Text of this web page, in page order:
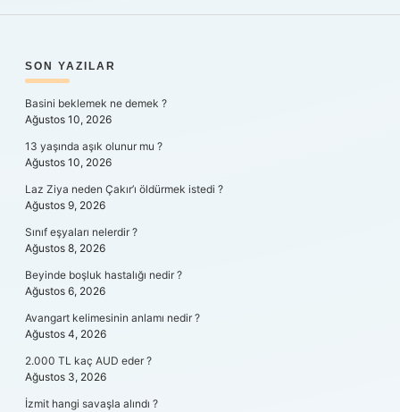
SIDEBAR
SON YAZILAR
Basini beklemek ne demek ?
Ağustos 10, 2026
13 yaşında aşık olunur mu ?
Ağustos 10, 2026
Laz Ziya neden Çakır’ı öldürmek istedi ?
Ağustos 9, 2026
Sınıf eşyaları nelerdir ?
Ağustos 8, 2026
Beyinde boşluk hastalığı nedir ?
Ağustos 6, 2026
Avangart kelimesinin anlamı nedir ?
Ağustos 4, 2026
2.000 TL kaç AUD eder ?
Ağustos 3, 2026
İzmit hangi savaşla alındı ?